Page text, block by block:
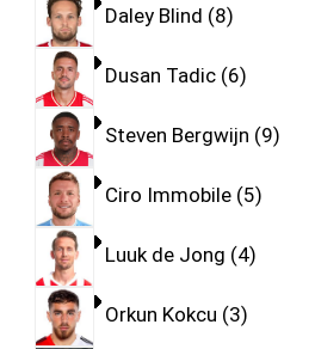
Daley Blind 8
Dusan Tadic 6
Steven Bergwijn 9
Ciro Immobile 5
Luuk de Jong 4
Orkun Kokcu 3